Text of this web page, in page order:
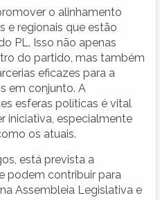
o alinhamento
e regionais que estão
PL. Isso não apenas
do partido, mas também
eficazes para a
em conjunto. A
esferas políticas é vital
iniciativa, especialmente
os atuais.
está prevista a
podem contribuir para
Assembleia Legislativa e